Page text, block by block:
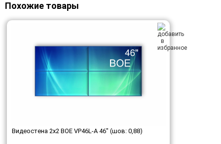
Похожие товары
Видеостена 2x2 BOE VP46L-A 46" (шов: 0,88)